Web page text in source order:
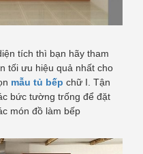
tích thì bạn hãy tham
tối ưu hiệu quả nhất cho
mẫu tủ bếp chữ I. Tận
bức tường trống để đặt
món đồ làm bếp